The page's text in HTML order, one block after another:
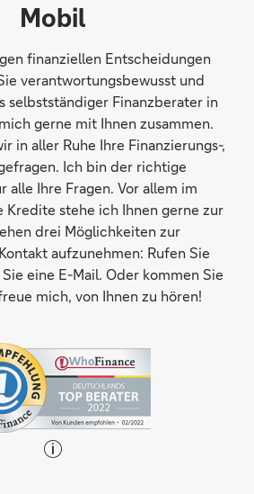
Mobil
finanziellen Entscheidungen
verantwortungsbewusst und
selbstständiger Finanzberater in
gerne mit Ihnen zusammen.
in aller Ruhe Ihre Finanzierungs-,
Ich bin der richtige
Ihre Fragen. Vor allem im
Kredite stehe ich Ihnen gerne zur
drei Möglichkeiten zur
aufzunehmen: Rufen Sie
eine E-Mail. Oder kommen Sie
mich, von Ihnen zu hören!